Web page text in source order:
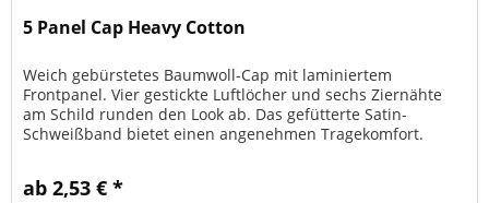
5 Panel Cap Heavy Cotton
Weich gebürstetes Baumwoll-Cap mit laminiertem
Frontpanel. Vier gestickte Luftlöcher und sechs Ziernähte
am Schild runden den Look ab. Das gefütterte Satin-
Schweißband bietet einen angenehmen Tragekomfort.
ab 2,53 € *